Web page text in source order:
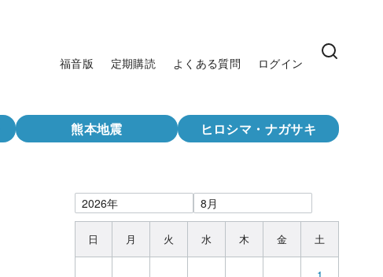
福音版 定期購読 よくある質問 ログイン
熊本地震 ヒロシマ・ナガサキ
日 月 火 水 木 金 土